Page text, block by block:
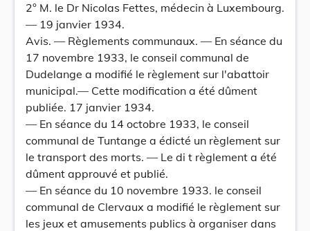
2° M. le Dr Nicolas Fettes, médecin à Luxembourg.
— 19 janvier 1934.
Avis. — Règlements communaux. — En séance du
17 novembre 1933, le conseil communal de
Dudelange a modifié le règlement sur l'abattoir
municipal.— Cette modification a été dûment
publiée. 17 janvier 1934.
— En séance du 14 octobre 1933, le conseil
communal de Tuntange a édicté un règlement sur
le transport des morts. — Le di t règlement a été
dûment approuvé et publié.
— En séance du 10 novembre 1933. le conseil
communal de Clervaux a modifié le règlement sur
les jeux et amusements publics à organiser dans